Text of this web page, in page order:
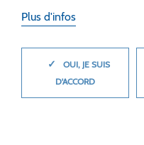
Plus d'infos
✓
OUI, JE SUIS
D'ACCORD
MASQUER